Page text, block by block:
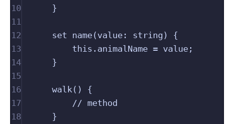
10
}
11
12
set name( value : string )
{
13
this . animalName = value ;
14
}
15
16
walk ()
{
17
// method
18
}